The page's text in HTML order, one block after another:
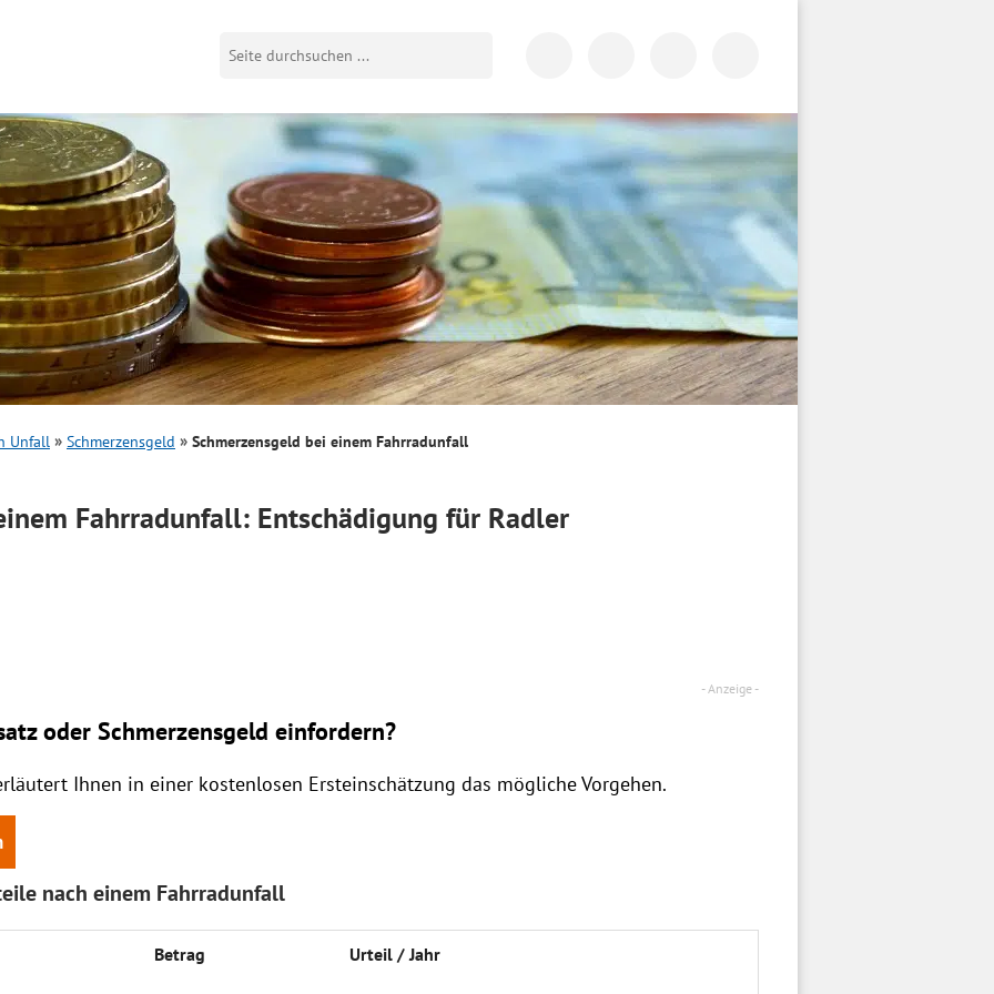
Unfall Schmerzensgeld Schmerzensgeld bei einem Fahrradunfall
Fahrradunfall: Entschädigung für Radler
oder Schmerzensgeld einfordern?
Ihnen in einer kostenlosen Ersteinschätzung das mögliche Vorgehen.
nach einem Fahrradunfall
Be­trag Ur­teil / Jahr